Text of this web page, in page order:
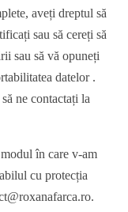
aveți dreptul să
sau să cereți să
sau să vă opuneți
datelor .
ne contactați la
în care v-am
cu protecția